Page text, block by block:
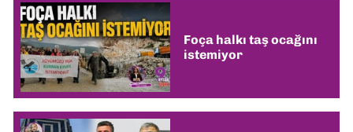
Foça halkı taş ocağını
istemiyor